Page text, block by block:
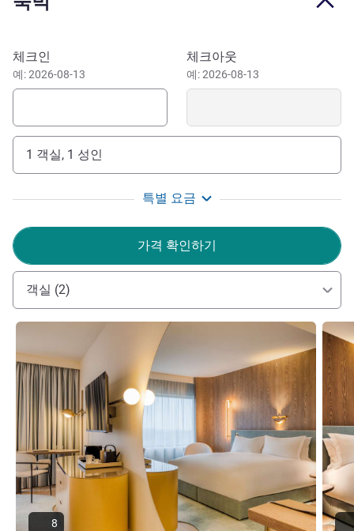
leisure, our rooms are a great fit with desks, coffee and tea
up energised ready for your travels. Our extensive food and
beverage offering, modern fitness centre and on-site car
Experience unmatched convenience at Mövenpick hotel
Brussels Airport. Located near the airport, enjoy seamless
accessibility for stress-free travel and effortless exploration
Welcome to Mövenpick Hotel Brussels Airport. Our team
is here to ensure your stay with us is nothing short of
exceptional. Whether you are traveling for business or
leisure, we're dedicated to making your time with us
memorable.
Jean-Philippe De Haes 호텔 관리
이 호텔 예약하기
체크인
예: 2026-08-13
체크아웃
예: 2026-08-13
1 객실, 1 성인
특별 요금
가격 확인하기
객실 (2)
세부 정보 보기
8
세부